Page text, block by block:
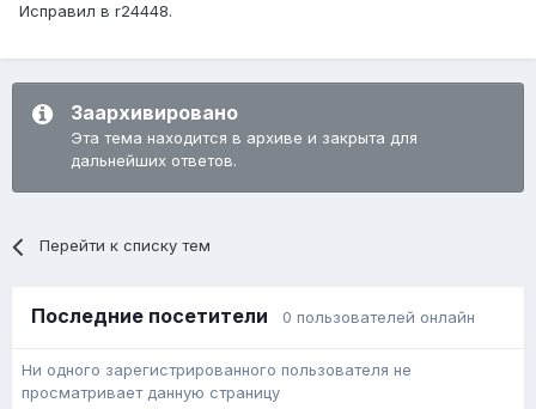
Исправил в r24448.
Заархивировано
Эта тема находится в архиве и закрыта для
дальнейших ответов.
Перейти к списку тем
Последние посетители 0 пользователей онлайн
Ни одного зарегистрированного пользователя не
просматривает данную страницу